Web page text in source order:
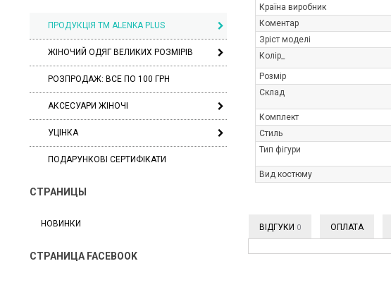
ПРОДУКЦІЯ ТМ ALENKA PLUS
ЖІНОЧИЙ ОДЯГ ВЕЛИКИХ РОЗМІРІВ
РОЗПРОДАЖ: ВСЕ ПО 100 ГРН
АКСЕСУАРИ ЖІНОЧІ
УЦІНКА
ПОДАРУНКОВІ СЕРТИФІКАТИ
СТРАНИЦЫ
НОВИНКИ
СТРАНИЦА FACEBOOK
Країна виробник
Коментар
Зріст моделі
Колір_
Розмір
Склад
Комплект
Стиль
Тип фігури
Вид костюму
ВІДГУКИ 0 ОПЛАТА